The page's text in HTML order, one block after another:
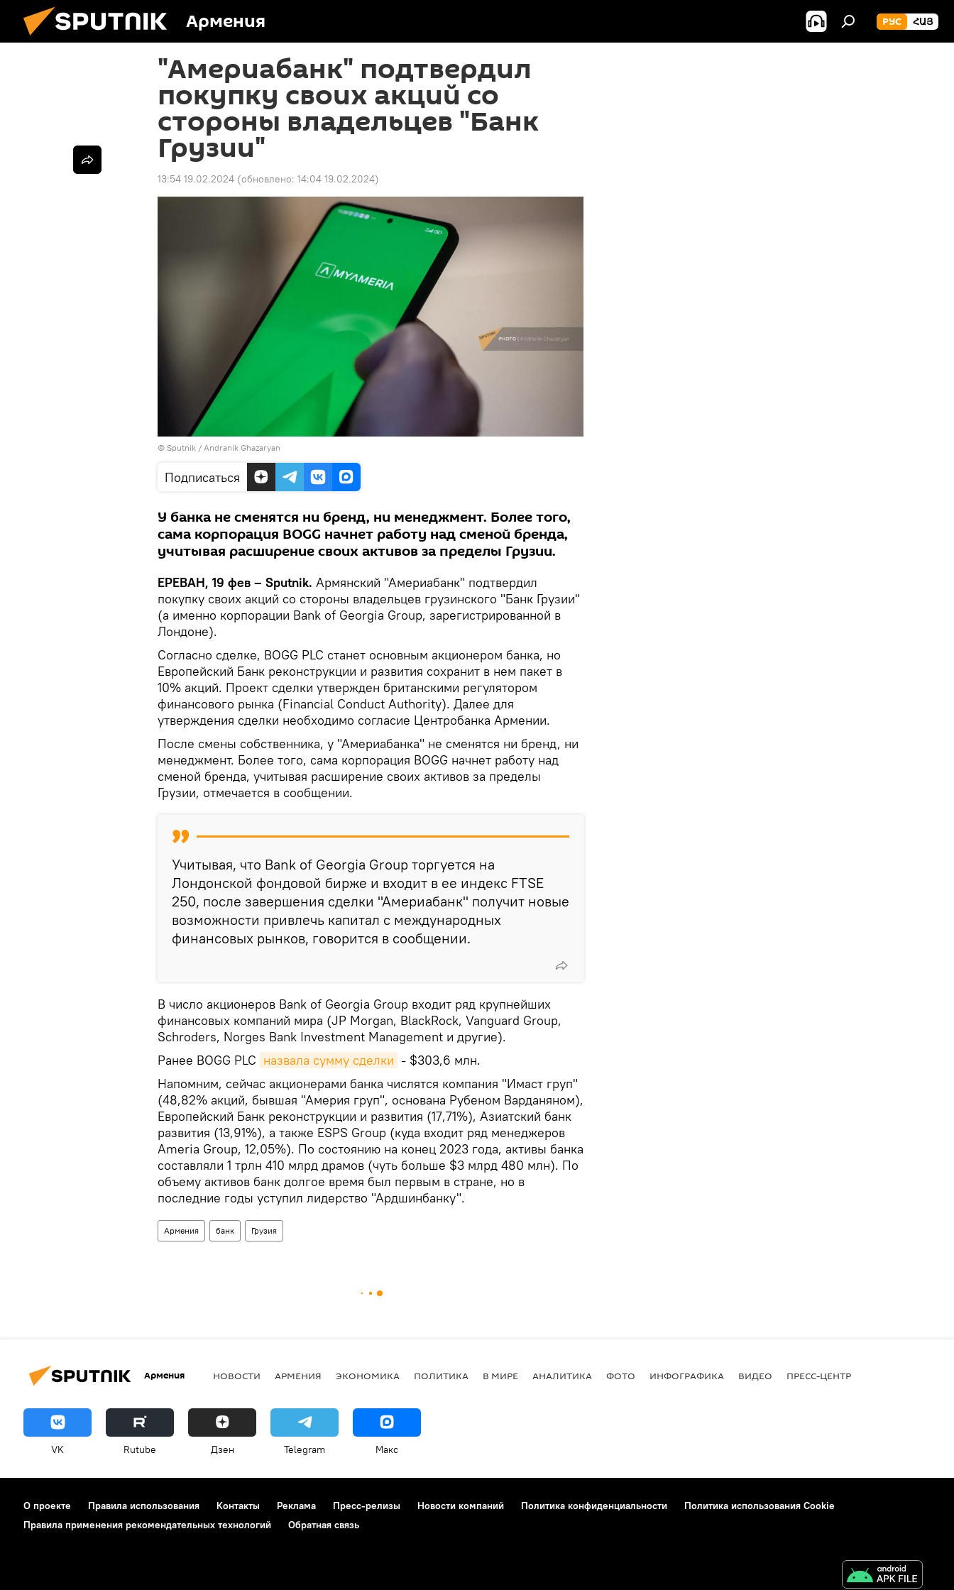
Армения РУС ՀԱՅ
"Америабанк" подтвердил
покупку своих акций со
стороны владельцев "Банк
Грузии"
13:54 19.02.2024 (обновлено: 14:04 19.02.2024)
© Sputnik / Andranik Ghazaryan
Подписаться
У банка не сменятся ни бренд, ни менеджмент. Более того,
сама корпорация BOGG начнет работу над сменой бренда,
учитывая расширение своих активов за пределы Грузии.
ЕРЕВАН, 19 фев – Sputnik. Армянский "Америабанк" подтвердил
покупку своих акций со стороны владельцев грузинского "Банк Грузии"
(а именно корпорации Bank of Georgia Group, зарегистрированной в
Лондоне).
Согласно сделке, BOGG PLC станет основным акционером банка, но
Европейский Банк реконструкции и развития сохранит в нем пакет в
10% акций. Проект сделки утвержден британскими регулятором
финансового рынка (Financial Conduct Authority). Далее для
утверждения сделки необходимо согласие Центробанка Армении.
После смены собственника, у "Америабанка" не сменятся ни бренд, ни
менеджмент. Более того, сама корпорация BOGG начнет работу над
сменой бренда, учитывая расширение своих активов за пределы
Грузии, отмечается в сообщении.
Учитывая, что Bank of Georgia Group торгуется на
Лондонской фондовой бирже и входит в ее индекс FTSE
250, после завершения сделки "Америабанк" получит новые
возможности привлечь капитал с международных
финансовых рынков, говорится в сообщении.
В число акционеров Bank of Georgia Group входит ряд крупнейших
финансовых компаний мира (JP Morgan, BlackRock, Vanguard Group,
Schroders, Norges Bank Investment Management и другие).
Ранее BOGG PLC назвала сумму сделки - $303,6 млн.
Напомним, сейчас акционерами банка числятся компания "Имаст груп"
(48,82% акций, бывшая "Америя груп", основана Рубеном Варданяном),
Европейский Банк реконструкции и развития (17,71%), Азиатский банк
развития (13,91%), а также ESPS Group (куда входит ряд менеджеров
Ameria Group, 12,05%). По состоянию на конец 2023 года, активы банка
составляли 1 трлн 410 млрд драмов (чуть больше $3 млрд 480 млн). По
объему активов банк долгое время был первым в стране, но в
последние годы уступил лидерство "Ардшинбанку".
Армения банк Грузия
Армения НОВОСТИ АРМЕНИЯ ЭКОНОМИКА ПОЛИТИКА В МИРЕ АНАЛИТИКА ФОТО ИНФОГРАФИКА ВИДЕО ПРЕСС-ЦЕНТР
VK Rutube Дзен Telegram Макс
О проекте Правила использования Контакты Реклама Пресс-релизы Новости компаний Политика конфиденциальности
Политика использования Cookie
Правила применения рекомендательных технологий
Обратная связь